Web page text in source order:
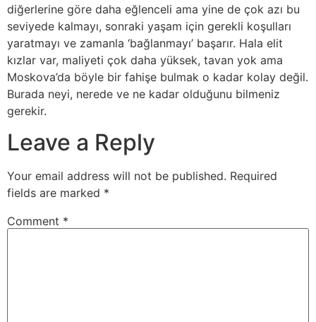
diğerlerine göre daha eğlenceli ama yine de çok azı bu
seviyede kalmayı, sonraki yaşam için gerekli koşulları
yaratmayı ve zamanla ‘bağlanmayı’ başarır. Hala elit
kızlar var, maliyeti çok daha yüksek, tavan yok ama
Moskova’da böyle bir fahişe bulmak o kadar kolay değil.
Burada neyi, nerede ve ne kadar olduğunu bilmeniz
gerekir.
Leave a Reply
Your email address will not be published. Required
fields are marked *
Comment *